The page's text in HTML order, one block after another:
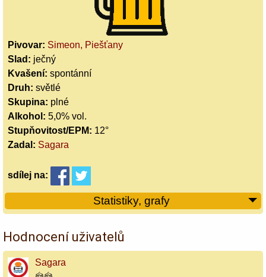
Pivovar: Simeon, Piešťany
Slad: ječný
Kvašení: spontánní
Druh: světlé
Skupina: plné
Alkohol: 5,0% vol.
Stupňovitost/EPM: 12°
Zadal: Sagara
sdílej na:
Statistiky, grafy
Hodnocení uživatelů
Sagara